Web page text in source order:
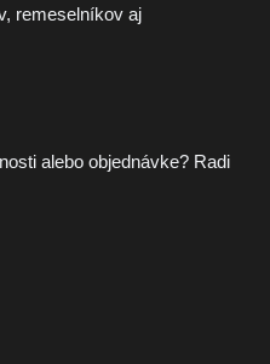
remeselníkov aj
alebo objednávke? Radi